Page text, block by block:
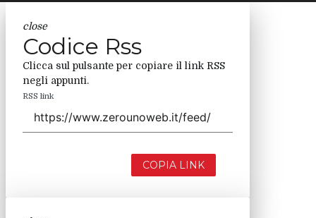
close
Codice Rss
Clicca sul pulsante per copiare il link RSS
negli appunti.
RSS link
COPIA LINK